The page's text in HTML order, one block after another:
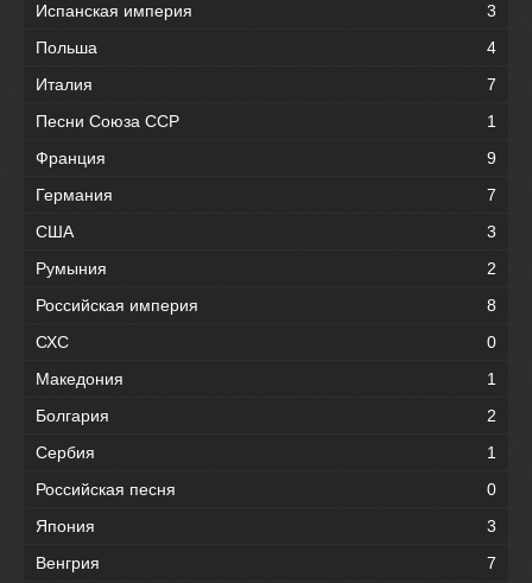
Испанская империя
3
Польша
4
Италия
7
Песни Союза ССР
1
Франция
9
Германия
7
США
3
Румыния
2
Российская империя
8
СХС
0
Македония
1
Болгария
2
Сербия
1
Российская песня
0
Япония
3
Венгрия
7